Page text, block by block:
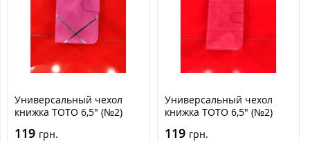
Универсальный чехол
книжка TOTO 6,5" (№2)
119 грн.
Универсальный чехол
книжка TOTO 6,5" (№2)
119 грн.